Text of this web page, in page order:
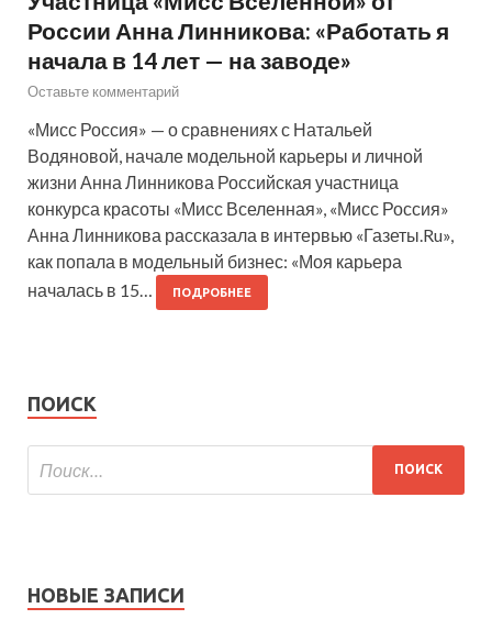
России Анна Линникова: «Работать я
начала в 14 лет — на заводе»
Оставьте комментарий
«Мисс Россия» — о сравнениях с Натальей
Водяновой, начале модельной карьеры и личной
жизни Анна Линникова Российская участница
конкурса красоты «Мисс Вселенная», «Мисс Россия»
Анна Линникова рассказала в интервью «Газеты.Ru»,
как попала в модельный бизнес: «Моя карьера
началась в 15…
ПОДРОБНЕЕ
ПОИСК
НОВЫЕ ЗАПИСИ